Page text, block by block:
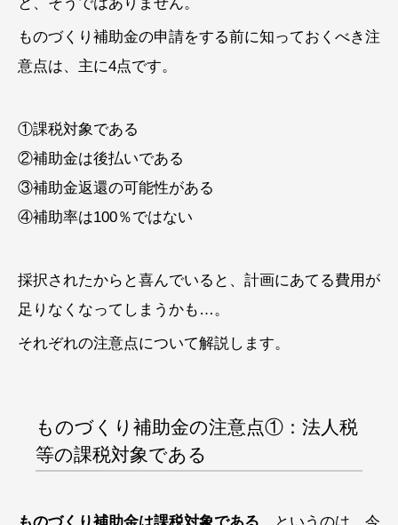
ものづくり補助金の申請をする前に知っておくべき注
意点は、主に4点です。
①課税対象である
②補助金は後払いである
③補助金返還の可能性がある
④補助率は100％ではない
採択されたからと喜んでいると、計画にあてる費用が
足りなくなってしまうかも…。
それぞれの注意点について解説します。
ものづくり補助金の注意点①：法人税
等の課税対象である